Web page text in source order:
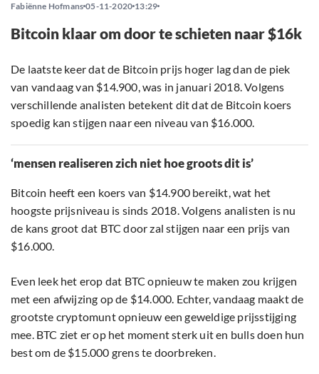
Fabiënne Hofmans 05-11-2020 13:29
Bitcoin klaar om door te schieten naar $16k
De laatste keer dat de Bitcoin prijs hoger lag dan de piek
van vandaag van $14.900, was in januari 2018. Volgens
verschillende analisten betekent dit dat de Bitcoin koers
spoedig kan stijgen naar een niveau van $16.000.
‘mensen realiseren zich niet hoe groots dit is’
Bitcoin heeft een koers van $14.900 bereikt, wat het
hoogste prijsniveau is sinds 2018. Volgens analisten is nu
de kans groot dat BTC door zal stijgen naar een prijs van
$16.000.
Even leek het erop dat BTC opnieuw te maken zou krijgen
met een afwijzing op de $14.000. Echter, vandaag maakt de
grootste cryptomunt opnieuw een geweldige prijsstijging
mee. BTC ziet er op het moment sterk uit en bulls doen hun
best om de $15.000 grens te doorbreken.